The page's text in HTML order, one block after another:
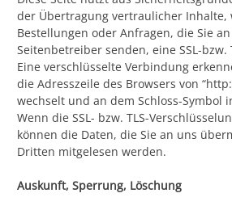
der Übertragung vertraulicher Inhalte,
Bestellungen oder Anfragen, die Sie
Seitenbetreiber senden, eine SSL-bzw.
Eine verschlüsselte Verbindung
die Adresszeile des Browsers von
wechselt und an dem Schloss-Symbol
Wenn die SSL- bzw. TLS-
können die Daten, die Sie an uns
Dritten mitgelesen werden.
Auskunft, Sperrung, Löschung